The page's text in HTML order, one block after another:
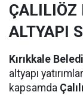
ÇALILIÖZ
ALTYAPI
Kırıkkale
altyapı
kapsamda